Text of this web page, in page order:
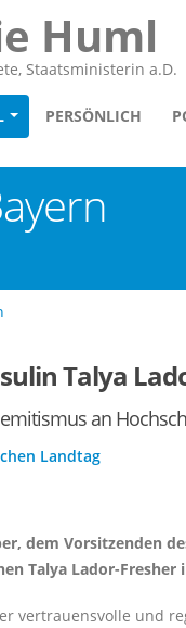
Huml
Staatsministerin a.D.
PERSÖNLICH
Talya
an
Landtag
dem Vorsitzenden
Talya Lador-
vertrauensvolle und